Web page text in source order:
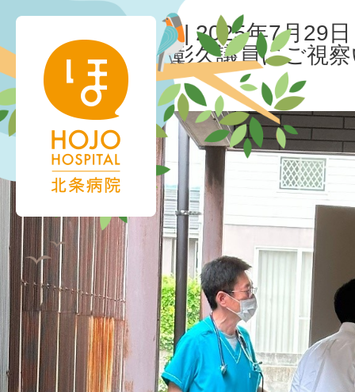
視察③ – コピー
北条病院様管理用 | 2025年7月29日
←
Return to 塩崎彰久議員にご視
‹
›